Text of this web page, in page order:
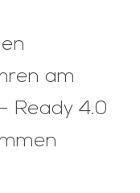
am
Ready 4.0